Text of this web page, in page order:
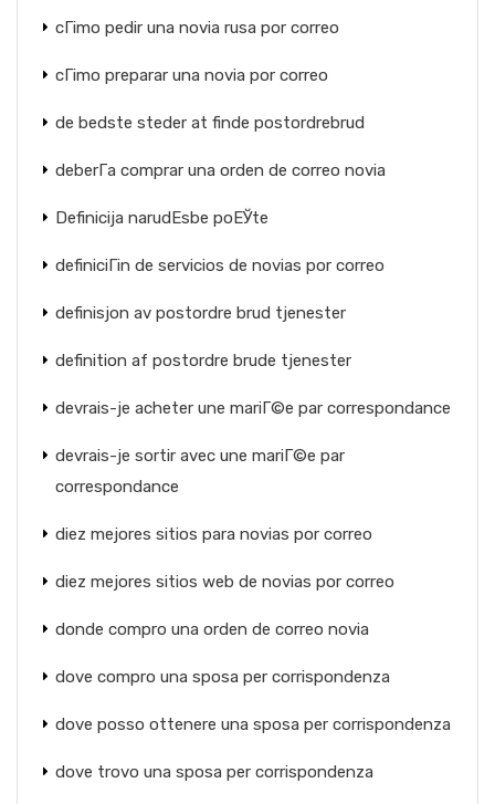
cГіmo pedir una novia rusa por correo
cГіmo preparar una novia por correo
de bedste steder at finde postordrebrud
deberГ­a comprar una orden de correo novia
Definicija narudЕѕbe poЕЎte
definiciГіn de servicios de novias por correo
definisjon av postordre brud tjenester
definition af postordre brude tjenester
devrais-je acheter une mariГ©e par correspondance
devrais-je sortir avec une mariГ©e par
correspondance
diez mejores sitios para novias por correo
diez mejores sitios web de novias por correo
donde compro una orden de correo novia
dove compro una sposa per corrispondenza
dove posso ottenere una sposa per corrispondenza
dove trovo una sposa per corrispondenza